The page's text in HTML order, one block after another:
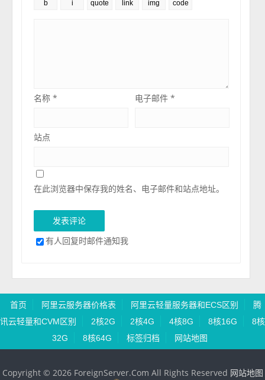
名称* 电子邮件*
站点
在此浏览器中保存我的姓名、电子邮件和站点地址。
有人回复时邮件通知我
首页 阿里云服务器价格表 阿里云轻量服务器和ECS区别
腾
讯云轻量和CVM区别
2核2G 2核4G 4核8G 8核16G
8核
32G
8核64G 标签归档 网站地图
Copyright © 2026 ForeignServer.Com All Rights Reserved 网站地图